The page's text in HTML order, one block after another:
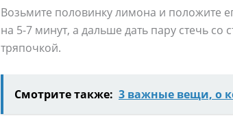
Возьмите половинку лимона и положите
на 5-7 минут, а дальше дать пару стечь
тряпочкой.
Смотрите также: 3 важные вещи, о